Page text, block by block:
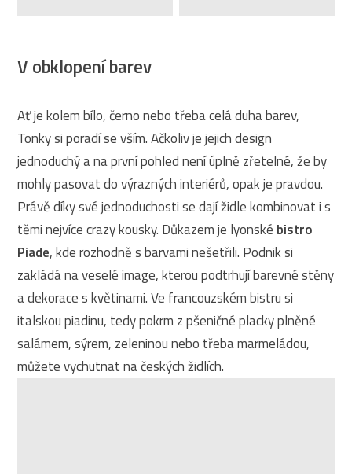
V obklopení barev
Ať je kolem bílo, černo nebo třeba celá duha barev,
Tonky si poradí se vším. Ačkoliv je jejich design
jednoduchý a na první pohled není úplně zřetelné, že by
mohly pasovat do výrazných interiérů, opak je pravdou.
Právě díky své jednoduchosti se dají židle kombinovat i s
těmi nejvíce crazy kousky. Důkazem je lyonské bistro
Piade, kde rozhodně s barvami nešetřili. Podnik si
zakládá na veselé image, kterou podtrhují barevné stěny
a dekorace s květinami. Ve francouzském bistru si
italskou piadinu, tedy pokrm z pšeničné placky plněné
salámem, sýrem, zeleninou nebo třeba marmeládou,
můžete vychutnat na českých židlích.